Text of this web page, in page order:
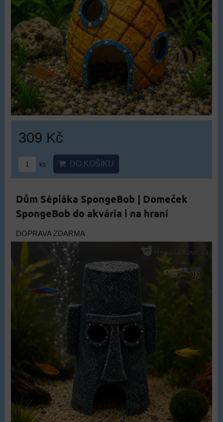
309 Kč
ks DO KOŠÍKU
Dům Sépiáka SpongeBob | Domeček
SpongeBob do akvária i na hraní
DOPRAVA ZDARMA